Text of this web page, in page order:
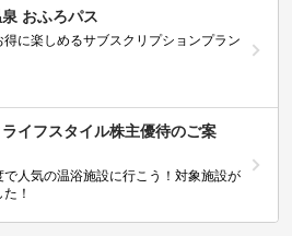
おふろパス
得に楽しめるサブスクリプションプラン
ライフスタイル株主優待のご案
で人気の温浴施設に行こう！対象施設が
！